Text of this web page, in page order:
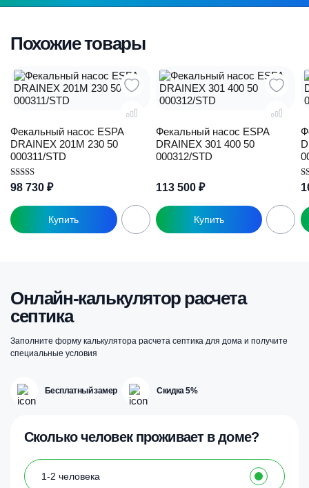
Похожие товары
Фекальный насос ESPA
DRAINEX 201M 230 50
000311/STD
Оценка
5.00
98 730 ₽
Фекальный насос ESPA
DRAINEX 301 400 50
000312/STD
113 500 ₽
Онлайн-калькулятор расчета
септика
Заполните форму калькулятора расчета септика для дома и получите
специальные условия
Бесплатный замер Скидка 5%
Сколько человек проживает в доме?
1-2 человека